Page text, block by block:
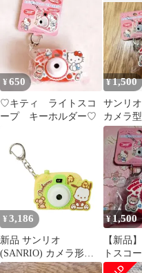
ホルダー
¥650
♡キティ ライトスコ
ープ キーホルダー♡
¥1,500
サンリ
カメラ
プキー
¥ 3,186
新品 サンリオ
(SANRIO) カメラ形ラ
イトスコープキーホル
¥1,500
【新品
トスコ
ー ハロ